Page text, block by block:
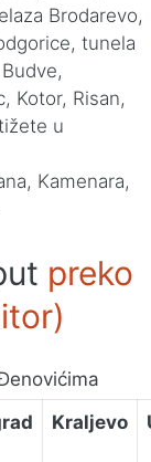
Brodarevo,
tunela
Kotor, Risan,
u
Kamenara,
preko
Kraljevo